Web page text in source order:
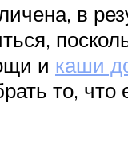
в
и каши
то, что